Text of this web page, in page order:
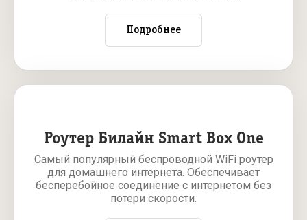
Подробнее
Роутер Билайн Smart Box One
Самый популярный беспроводной WiFi роутер
для домашнего интернета. Обеспечивает
бесперебойное соединение с интернетом без
потери скорости.